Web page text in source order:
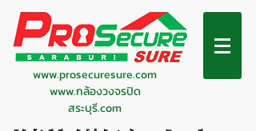
www.prosecuresure.com
www.กล้องวงจรปิด
สระบุรี.com